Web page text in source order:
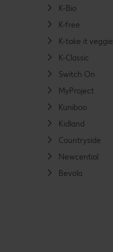
K-Bio
K-free
K-take it veggie
K-Classic
Switch On
MyProject
Kuniboo
Kidland
Countryside
Newcential
Bevola